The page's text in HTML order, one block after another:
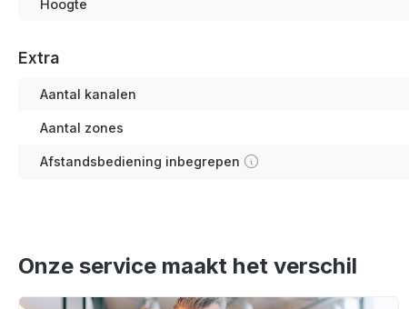
Hoogte
Extra
Aantal kanalen
Aantal zones
Afstandsbediening inbegrepen
Onze service maakt het verschil